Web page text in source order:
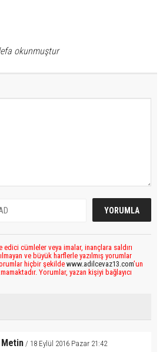
okunmuştur
cümleler veya imalar, inançlara saldırı
ve büyük harflerle yazılmış yorumlar
hiçbir şekilde www.adilcevaz13.com’un
Yorumlar, yazan kişiyi bağlayıcı
/ 18 Eylül 2016 Pazar 21:42